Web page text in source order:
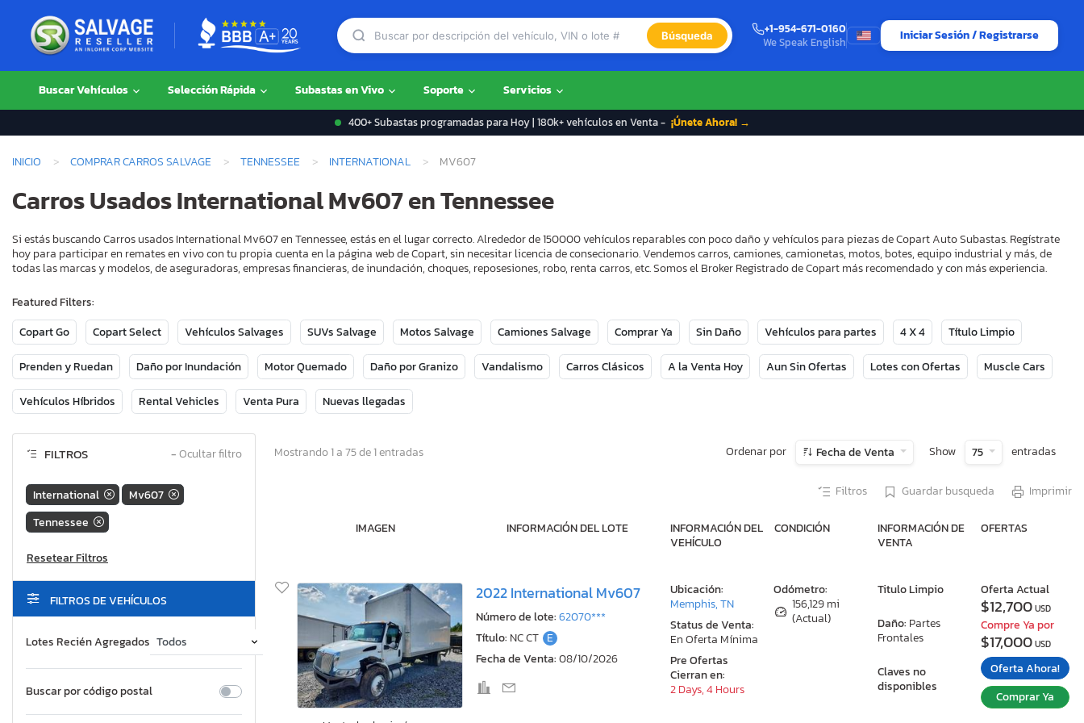
Búsqueda
+1-954-671-0160
We Speak English
Iniciar Sesión / Registrarse
Buscar Vehículos Selección Rápida Subastas en Vivo Soporte Servicios
400+ Subastas programadas para Hoy | 180k+ vehículos en Venta - ¡Únete Ahora! →
INICIO COMPRAR CARROS SALVAGE TENNESSEE INTERNATIONAL MV607
Carros Usados International Mv607 en Tennessee
Si estás buscando Carros usados International Mv607 en Tennessee, estás en el lugar correcto. Alrededor de 150000 vehículos reparables con poco daño y vehículos para piezas de Copart Auto Subastas. Regístrate
hoy para participar en remates en vivo con tu propia cuenta en la página web de Copart, sin necesitar licencia de consecionario. Vendemos carros, camiones, camionetas, motos, botes, equipo industrial y más, de
todas las marcas y modelos, de aseguradoras, empresas financieras, de inundación, choques, reposesiones, robo, renta carros, etc. Somos el Broker Registrado de Copart más recomendado y con más experiencia.
Featured Filters:
Copart Go
Copart Select Vehículos Salvages SUVs Salvage Motos Salvage Camiones Salvage Comprar Ya Sin Daño Vehículos para partes 4 X 4 Título Limpio
Prenden y Ruedan Daño por Inundación Motor Quemado Daño por Granizo Vandalismo Carros Clásicos A la Venta Hoy Aun Sin Ofertas Lotes con Ofertas Muscle Cars
Vehículos Híbridos Rental Vehicles Venta Pura Nuevas llegadas
FILTROS −Ocultar filtro
International
Mv607
Tennessee
FILTROS DE VEHÍCULOS
Lotes Recién Agregados
Buscar por código postal
Mostrando 1 a 75 de 1 entradas Ordenar por Fecha de Venta Show 75 entradas
Filtros Guardar busqueda Imprimir
IMAGEN INFORMACIÓN DEL LOTE
INFORMACIÓN DEL
VEHÍCULO
CONDICIÓN
INFORMACIÓN DE
VENTA
OFERTAS
2022 International Mv607
Número de lote:62070***
Título: NC CT E
Fecha de Venta:08/10/2026
Odómetro:
156,129 mi
(Actual)
Titulo Limpio
Daño: Partes
Frontales
Claves no
disponibles
Ubicación:
Memphis, TN
Status de Venta:
En Oferta Mínima
Pre Ofertas
Cierran en:
2 Days, 4 Hours
Oferta Actual
$12,700USD
Compre Ya por
$17,000USD
Oferta Ahora!
Comprar Ya